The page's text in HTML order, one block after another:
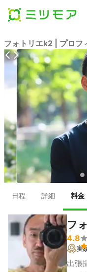
フォトリエk2 | プロフ
●
日程 詳細 料金
フ
4.8
実
出張